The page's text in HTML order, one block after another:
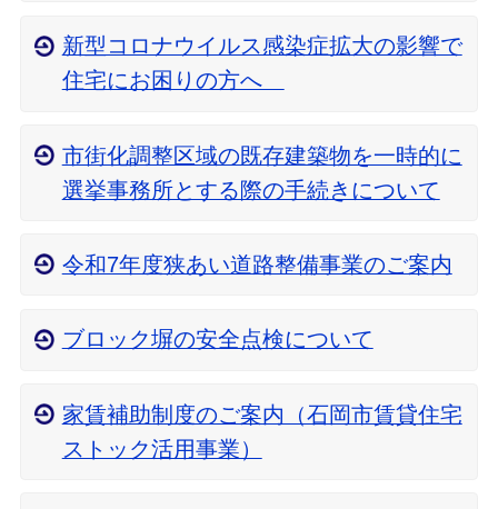
新型コロナウイルス感染症拡大の影響で
住宅にお困りの方へ
市街化調整区域の既存建築物を一時的に
選挙事務所とする際の手続きについて
令和7年度狭あい道路整備事業のご案内
ブロック塀の安全点検について
家賃補助制度のご案内（石岡市賃貸住宅
ストック活用事業）